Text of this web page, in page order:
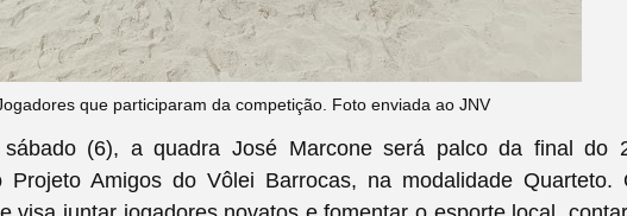
que participaram da competição. Foto enviada ao JNV
(6), a quadra José Marcone será palco da final do
Projeto Amigos do Vôlei Barrocas, na modalidade Quarteto.